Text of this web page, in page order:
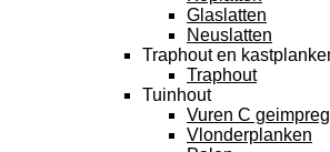
Glaslatten
Neuslatten
Traphout en
Traphout
Tuinhout
Vuren C
Vlonderplanken